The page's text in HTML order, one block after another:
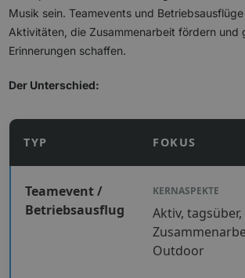
Musik sein. Teamevents und
Aktivitäten, die Zusammenarbeit fördern und
Erinnerungen schaffen.
Der Unterschied:
TYP FOKUS
Teamevent /
Betriebsausflug
KERNASPEKTE
Aktiv, tagsüber,
Outdoor